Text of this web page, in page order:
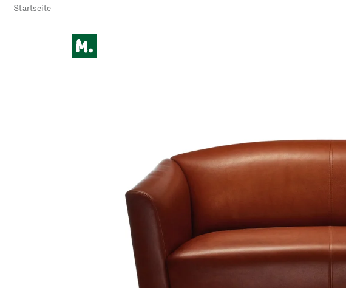
Startseite